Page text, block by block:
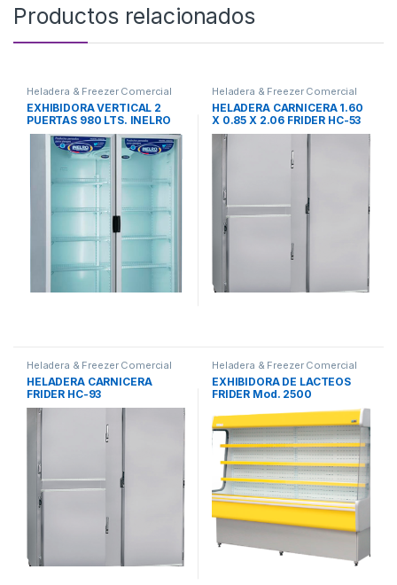
Productos relacionados
Heladera & Freezer Comercial
EXHIBIDORA VERTICAL 2
PUERTAS 980 LTS. INELRO
Mod. MT-980
Heladera & Freezer Comercial
HELADERA CARNICERA 1.60
X 0.85 X 2.06 FRIDER HC-53
Heladera & Freezer Comercial
HELADERA CARNICERA
FRIDER HC-93
Heladera & Freezer Comercial
EXHIBIDORA DE LACTEOS
FRIDER Mod. 2500